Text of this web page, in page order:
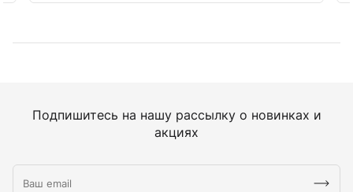
Подпишитесь на нашу рассылку о новинках и
акциях